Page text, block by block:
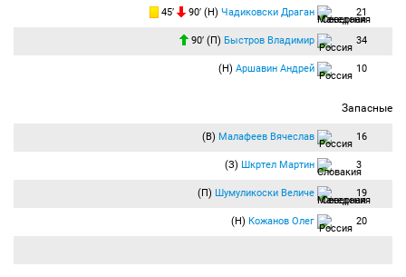
45′ 90′ (Н) Чадиковски Драган 21
90′ (П) Быстров Владимир 34
(Н) Аршавин Андрей 10
Запасные
(В) Малафеев Вячеслав 16
(З) Шкртел Мартин 3
(П) Шумуликоски Величе 19
(Н) Кожанов Олег 20